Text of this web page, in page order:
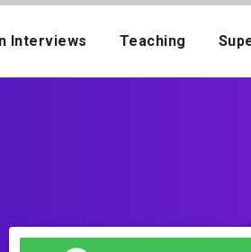
Interviews Teaching